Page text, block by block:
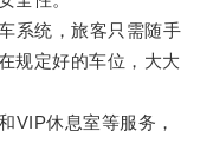
统，旅客只需随手
规定好的车位，大大
休息室等服务，